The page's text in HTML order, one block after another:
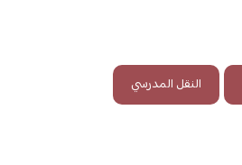
النقل المدرسي